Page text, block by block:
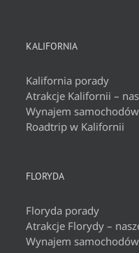
KALIFORNIA
Kalifornia porady
Atrakcje Kalifornii –
Wynajem
Roadtrip w Kalifornii
FLORYDA
Floryda porady
Atrakcje Florydy –
Wynajem